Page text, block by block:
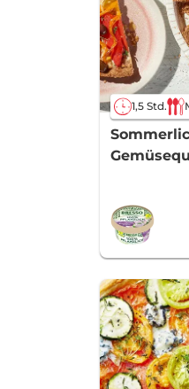
1,5 Std.